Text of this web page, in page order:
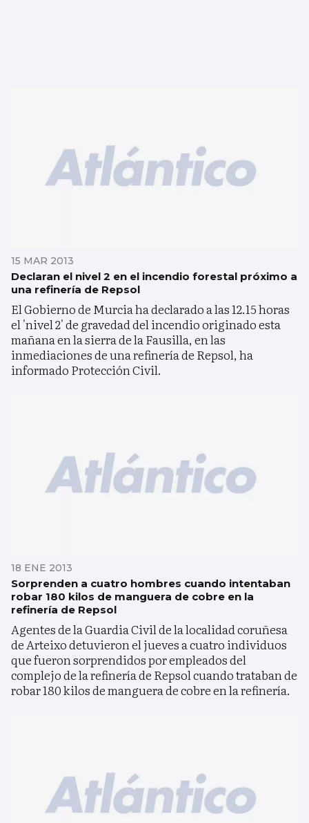
15 MAR 2013
Declaran el nivel 2 en el incendio forestal próximo a
una refinería de Repsol
El Gobierno de Murcia ha declarado a las 12.15 horas
el 'nivel 2' de gravedad del incendio originado esta
mañana en la sierra de la Fausilla, en las
inmediaciones de una refinería de Repsol, ha
informado Protección Civil.
18 ENE 2013
Sorprenden a cuatro hombres cuando intentaban
robar 180 kilos de manguera de cobre en la
refinería de Repsol
Agentes de la Guardia Civil de la localidad coruñesa
de Arteixo detuvieron el jueves a cuatro individuos
que fueron sorprendidos por empleados del
complejo de la refinería de Repsol cuando trataban de
robar 180 kilos de manguera de cobre en la refinería.